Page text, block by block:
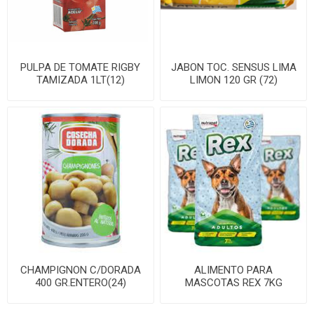
PULPA DE TOMATE RIGBY
TAMIZADA 1LT(12)
JABON TOC. SENSUS LIMA
LIMON 120 GR (72)
CHAMPIGNON C/DORADA
400 GR.ENTERO(24)
ALIMENTO PARA
MASCOTAS REX 7KG